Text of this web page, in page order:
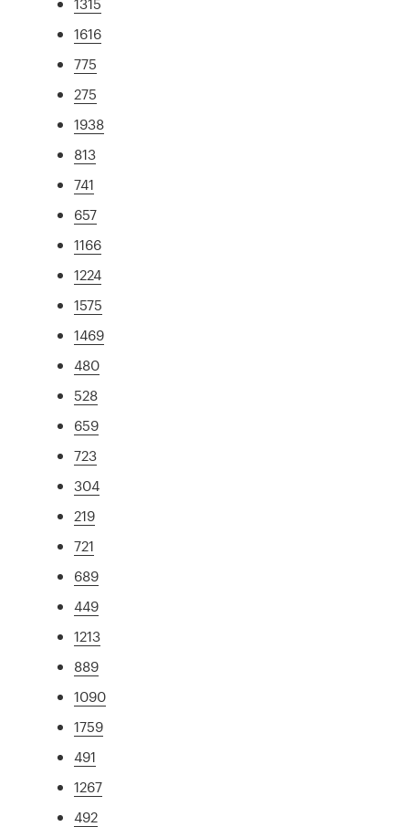
1616
775
275
1938
813
741
657
1166
1224
1575
1469
480
528
659
723
304
219
721
689
449
1213
889
1090
1759
491
1267
492